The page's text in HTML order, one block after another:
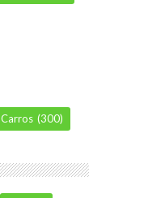
Carros (300)